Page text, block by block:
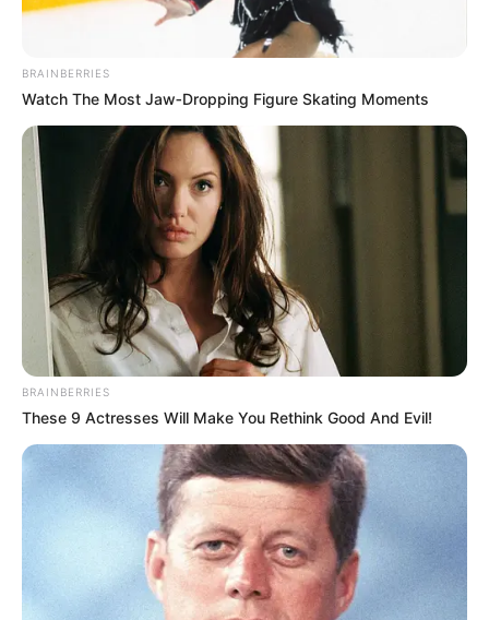
BRAINBERRIES
Watch The Most Jaw‑Dropping Figure Skating Moments
BRAINBERRIES
These 9 Actresses Will Make You Rethink Good And Evil!